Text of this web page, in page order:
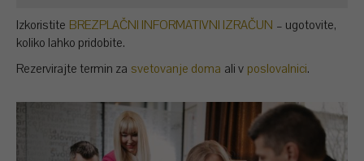
Izkoristite BREZPLAČNI INFORMATIVNI IZRAČUN – ugotovite,
koliko lahko pridobite.
Rezervirajte termin za svetovanje doma ali v poslovalnici.